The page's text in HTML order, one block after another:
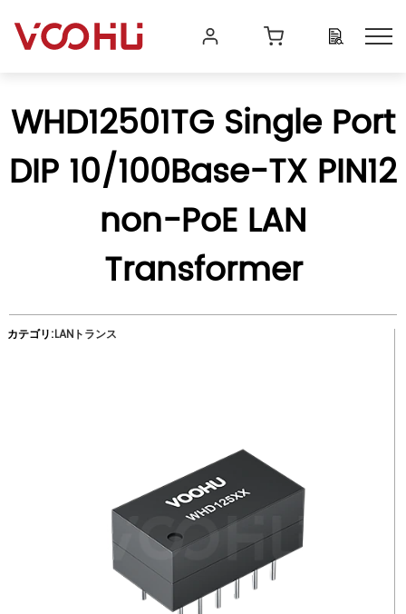
WHD12501TG Single Port
DIP 10/100Base-TX PIN12
non-PoE LAN
Transformer
カテゴリ:LANトランス